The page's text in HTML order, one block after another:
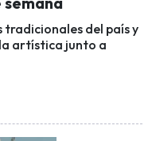
tradicionales del país y
artística junto a